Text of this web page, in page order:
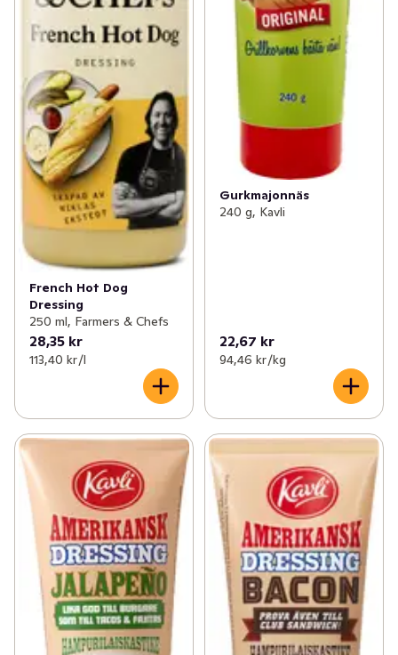
French Hot Dog
Dressing
250 ml, Farmers & Chefs
28,35 kr
113,40 kr /l
Gurkmajonnäs
240 g, Kavli
22,67 kr
94,46 kr /kg